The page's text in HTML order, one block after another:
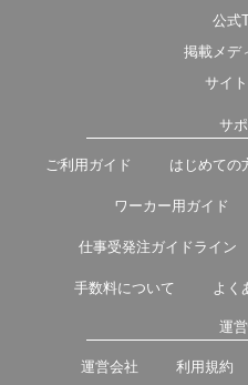
公式
掲載メデ
サイ
サ
ご利用ガイド はじめての
ワーカー用ガイド
仕事受発注ガイドライン
手数料について よく
運
運営会社 利用規約